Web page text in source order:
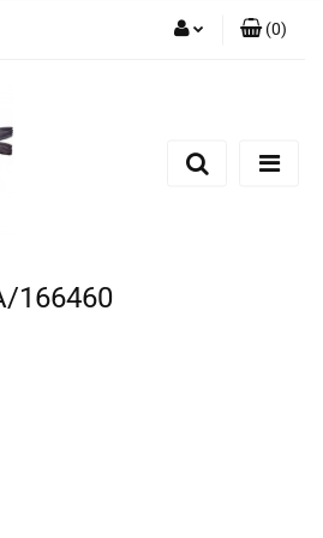
Dodaj zgłoszenie
(0)
166460